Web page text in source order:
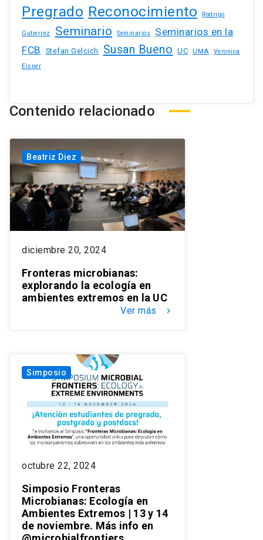
Pregrado Reconocimiento Rodrigo
Gutierrez Seminario Seminarios
Seminarios en la
FCB
Stefan Gelcich Susan Bueno UC UMA
Veronica
Eisner
Contenido relacionado
Beatriz Diez
diciembre 20, 2024
Fronteras microbianas:
explorando la ecología en
ambientes extremos en la UC
Ver más keyboard_arrow_right
Simposio
octubre 22, 2024
Simposio Fronteras
Microbianas: Ecología en
Ambientes Extremos | 13 y 14
de noviembre. Más info en